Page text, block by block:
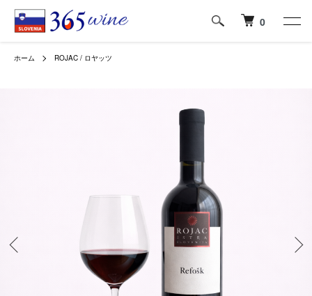
0
ホーム ROJAC / ロヤッツ